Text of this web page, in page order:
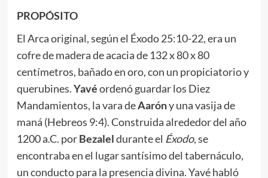
PROPÓSITO
El Arca original, según el Éxodo 25:10-22, era un
cofre de madera de acacia de 132 x 80 x 80
centímetros, bañado en oro, con un propiciatorio y
querubines.Yavéordenó guardar los Diez
Mandamientos, la vara deAaróny una vasija de
maná (Hebreos 9:4). Construida alrededor del año
1200 a.C. porBezaleldurante el Éxodo, se
encontraba en el lugar santísimo del tabernáculo,
un conducto para la presencia divina. Yavé habló